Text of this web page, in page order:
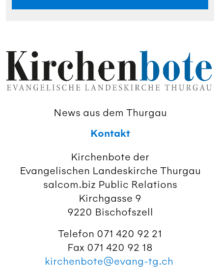
News aus dem Thurgau
Kontakt
Kirchenbote der
Evangelischen Landeskirche Thurgau
salcom.biz Public Relations
Kirchgasse 9
9220 Bischofszell
Telefon 071 420 92 21
Fax 071 420 92 18
kirchenbote@evang-tg.ch